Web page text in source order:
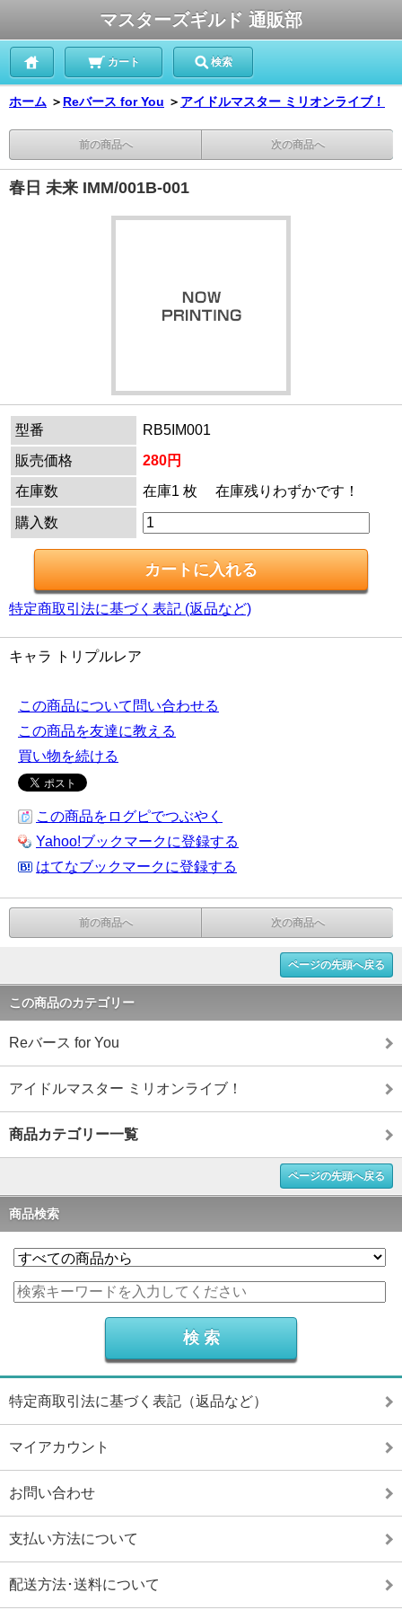
マスターズギルド 通販部
カート 検索
ホーム ＞ Reバース for You ＞ アイドルマスター ミリオンライブ！
前の商品へ 次の商品へ
春日 未来 IMM/001B-001
型番
RB5IM001
販売価格
280円
在庫数
在庫1 枚 在庫残りわずかです！
購入数
特定商取引法に基づく表記 (返品など)
キャラ トリプルレア
この商品について問い合わせる
この商品を友達に教える
買い物を続ける
この商品をログピでつぶやく
Yahoo!ブックマークに登録する
はてなブックマークに登録する
前の商品へ 次の商品へ
ページの先頭へ戻る
この商品のカテゴリー
Reバース for You
アイドルマスター ミリオンライブ！
商品カテゴリー一覧
ページの先頭へ戻る
商品検索
特定商取引法に基づく表記（返品など）
マイアカウント
お問い合わせ
支払い方法について
配送方法･送料について